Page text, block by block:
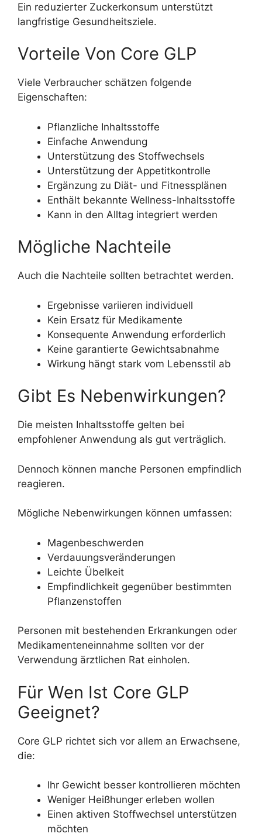
Ein reduzierter Zuckerkonsum unterstützt
langfristige Gesundheitsziele.
Vorteile Von Core GLP
Viele Verbraucher schätzen folgende
Eigenschaften:
Pflanzliche Inhaltsstoffe
Einfache Anwendung
Unterstützung des Stoffwechsels
Unterstützung der Appetitkontrolle
Ergänzung zu Diät- und Fitnessplänen
Enthält bekannte Wellness-Inhaltsstoffe
Kann in den Alltag integriert werden
Mögliche Nachteile
Auch die Nachteile sollten betrachtet werden.
Ergebnisse variieren individuell
Kein Ersatz für Medikamente
Konsequente Anwendung erforderlich
Keine garantierte Gewichtsabnahme
Wirkung hängt stark vom Lebensstil ab
Gibt Es Nebenwirkungen?
Die meisten Inhaltsstoffe gelten bei
empfohlener Anwendung als gut verträglich.
Dennoch können manche Personen empfindlich
reagieren.
Mögliche Nebenwirkungen können umfassen:
Magenbeschwerden
Verdauungsveränderungen
Leichte Übelkeit
Empfindlichkeit gegenüber bestimmten
Pflanzenstoffen
Personen mit bestehenden Erkrankungen oder
Medikamenteneinnahme sollten vor der
Verwendung ärztlichen Rat einholen.
Für Wen Ist Core GLP
Geeignet?
Core GLP richtet sich vor allem an Erwachsene,
die:
Ihr Gewicht besser kontrollieren möchten
Weniger Heißhunger erleben wollen
Einen aktiven Stoffwechsel unterstützen
möchten